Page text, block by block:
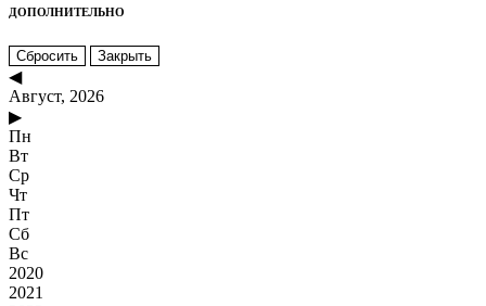
ДОПОЛНИТЕЛЬНО
Сбросить Закрыть
◀
Август, 2026
▶
Пн
Вт
Ср
Чт
Пт
Сб
Вс
2020
2021